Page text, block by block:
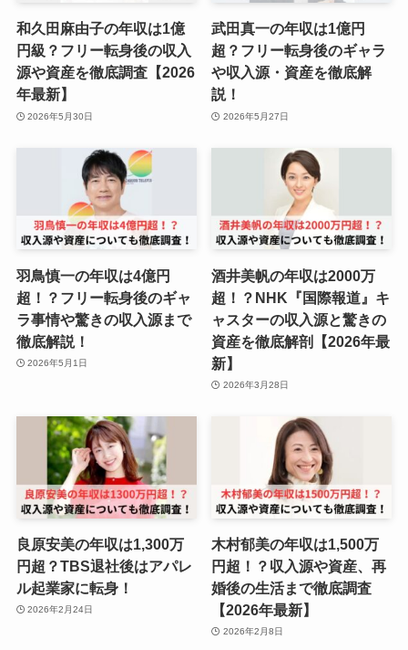
和久田麻由子の年収は1億
円級？フリー転身後の収入
源や資産を徹底調査【2026
年最新】
2026年5月30日
武田真一の年収は1億円
超？フリー転身後のギャラ
や収入源・資産を徹底解
説！
2026年5月27日
羽鳥慎一の年収は4億円
超！？フリー転身後のギャ
ラ事情や驚きの収入源まで
徹底解説！
2026年5月1日
酒井美帆の年収は2000万
超！？NHK『国際報道』キ
ャスターの収入源と驚きの
資産を徹底解剖【2026年最
新】
2026年3月28日
良原安美の年収は1,300万
円超？TBS退社後はアパレ
ル起業家に転身！
2026年2月24日
木村郁美の年収は1,500万
円超！？収入源や資産、再
婚後の生活まで徹底調査
【2026年最新】
2026年2月8日